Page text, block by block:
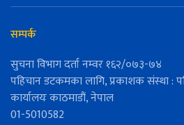
सम्पर्क
सुचना विभाग दर्ता नम्वर १६२/०७३-७४
पहिचान डटकमका लागि, प्रकाशक संस्था :
कार्यालयः काठमाडौं, नेपाल
01-5010582